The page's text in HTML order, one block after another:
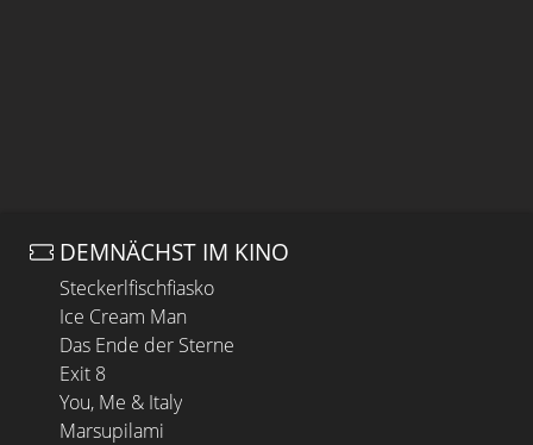
DEMNÄCHST IM KINO
Steckerlfischfiasko
Ice Cream Man
Das Ende der Sterne
Exit 8
You, Me & Italy
Marsupilami